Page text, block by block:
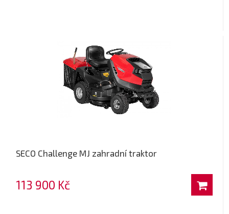
SECO Challenge MJ zahradní traktor
113 900 Kč